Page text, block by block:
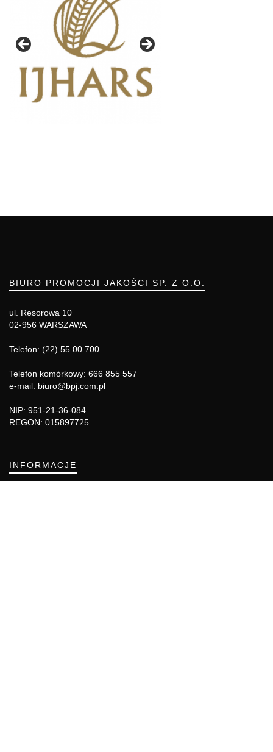
BIURO PROMOCJI JAKOŚCI SP. Z O.O.
ul. Resorowa 10
02-956 WARSZAWA
Telefon: (22) 55 00 700
Telefon komórkowy: 666 855 557
e-mail: biuro@bpj.com.pl
NIP: 951-21-36-084
REGON: 015897725
INFORMACJE